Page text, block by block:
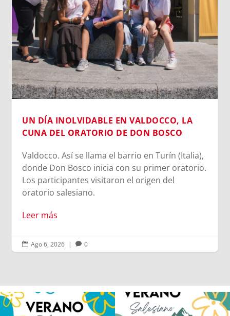
UN DÍA INOLVIDABLE EN VALDOCCO, LA
CUNA DEL ORATORIO DE DON BOSCO
Valdocco. Así se llama el barrio en Turín (Italia),
donde Don Bosco inicia con su primer oratorio.
Los participantes visitaron el origen del
oratorio salesiano.
Leer más
 Ago 6, 2026 |  0
Los alumnos de 6º de Primaria, 1º y 2º
de la ESO...
La diversión y la alegría también se han
sentido...